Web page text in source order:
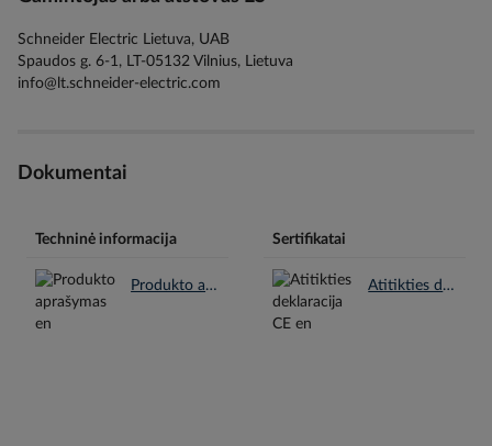
Schneider Electric Lietuva, UAB
Spaudos g. 6-1, LT-05132 Vilnius, Lietuva
info@lt.schneider-electric.com
Dokumentai
Techninė informacija
Produkto aprašymas en.pdf
Sertifikatai
Atitikties deklaracija CE en.pdf